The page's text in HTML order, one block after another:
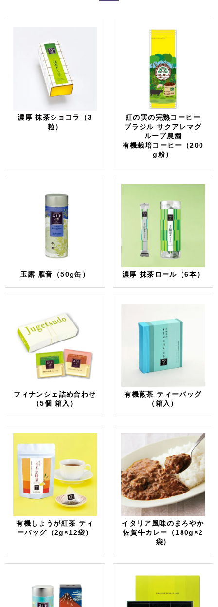
濃厚 抹茶ショコラ（3
粒）
紅の実の完熟コーヒー
ブラジル サクアレマグ
ループ農園
有機栽培コーヒー（200
g粉）
玉露 雁音（50g缶） 濃厚 抹茶ロール（6本）
フィナンシェ詰め合わせ
（5個 箱入）
有機煎茶 ティーバッグ
（箱入）
有機しょうが紅茶 ティ
ーバッグ（2g×12袋）
イタリア風味のまろやか
佐賀牛カレー（180g×2
袋）